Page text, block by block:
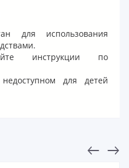
для использования
инструкции по
для детей